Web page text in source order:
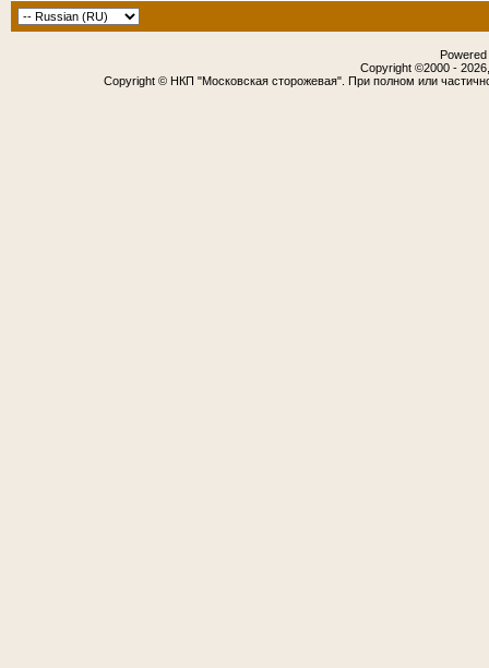
Copyright ©2000 -
Copyright © НКП "Московская сторожевая". При полном или